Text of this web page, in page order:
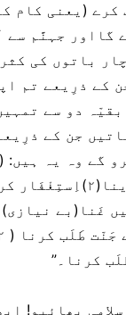
کرے (یعنی کام
گااور جہنَّم سے
باتوں کی
کے ذرِیعے تم
دو سے
جن کے
اللہُ کی گواہی
غَنا(بے
طَلَب کرنا۔”
بھائیو!